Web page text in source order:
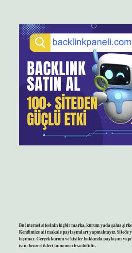
Bu internet sitesinin hiçbir marka, kurum yada şahıs
Kendimize ait makale paylaşımları yapmaktayız.
taşımaz. Gerçek kurum ve kişiler hakkında paylaşım
isim benzerlikleri tamamen tesadüfidir.